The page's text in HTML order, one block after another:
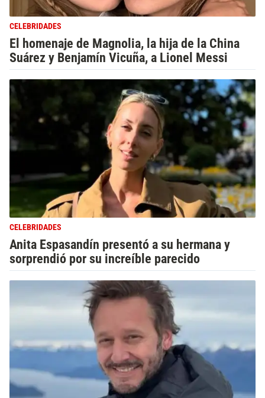
CELEBRIDADES
El homenaje de Magnolia, la hija de la China
Suárez y Benjamín Vicuña, a Lionel Messi
CELEBRIDADES
Anita Espasandín presentó a su hermana y
sorprendió por su increíble parecido